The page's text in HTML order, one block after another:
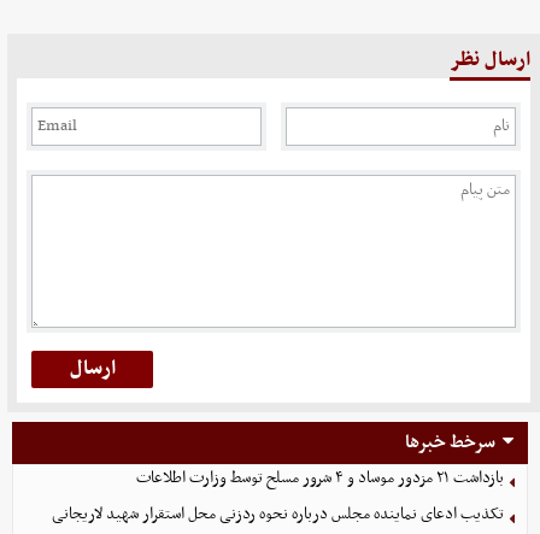
ارسال نظر
سرخط خبرها
بازداشت ۲۱ مزدور موساد و ۴ شرور مسلح توسط وزارت اطلاعات
تکذیب ادعای نماینده مجلس درباره نحوه ردزنی محل استقرار شهید لاریجانی